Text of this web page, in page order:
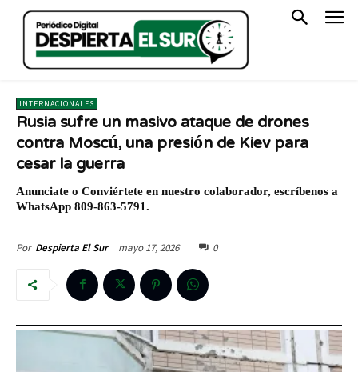
INTERNACIONALES
Rusia sufre un masivo ataque de drones
contra Moscú, una presión de Kiev para
cesar la guerra
Anunciate o Conviértete en nuestro colaborador, escríbenos a
WhatsApp 809-863-5791.
Por Despierta El Sur mayo 17, 2026 0